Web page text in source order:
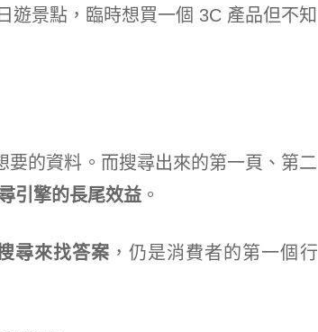
遊景點，臨時想買一個 3C 產品但不知
的資料。而搜尋出來的第一頁、第二
引擎的長尾效益。
尋來找答案 ，仍是消費者的第一個行